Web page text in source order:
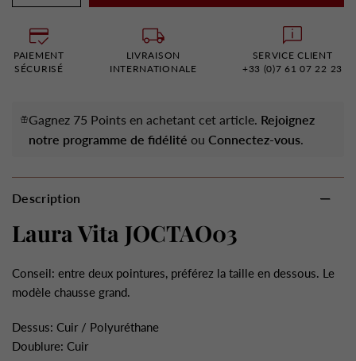
PAIEMENT
SÉCURISÉ
LIVRAISON
INTERNATIONALE
SERVICE CLIENT
+33 (0)7 61 07 22 23
Gagnez 75 Points en achetant cet article. Rejoignez
notre programme de fidélité ouConnectez-vous.
Description
Laura Vita JOCTAO03
Conseil: entre deux pointures, préférez la taille en dessous. Le
modèle chausse grand.
Dessus: Cuir / Polyuréthane
Doublure: Cuir